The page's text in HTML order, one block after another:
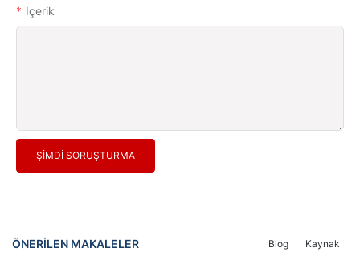
Içerik
ŞIMDI SORUŞTURMA
ÖNERILEN MAKALELER Kaynak
Blog